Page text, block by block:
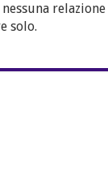
solo.